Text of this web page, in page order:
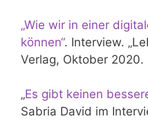
„Wie wir in einer
können“. Interview.
Verlag, Oktober 2020.
„Es gibt keinen
Sabria David im